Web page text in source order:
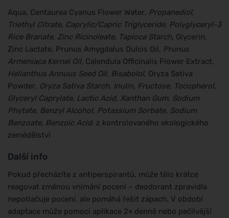
Aqua, Centaurea Cyanus Flower Water, Propanediol,
Triethyl Citrate, Caprylic/Capric Triglyceride, Polyglyceryl-3
Rice Branate, Zinc Ricinoleate, Tapioca Starch, Glycerin,
Zinc Lactate, Prunus Amygdalus Dulcis Oil , Prunus
Armeniaca Kernel Oil, Calendula Officinalis Flower Extract,
Helianthus Annuus Seed Oil, Bisabolol, Oryza Sativa
Powder, Oryza Sativa Starch, Inulin, Fructose, Tocopherol,
Glyceryl Caprylate, Lactic Acid, Xanthan Gum, Sodium
Phytate, Benzyl Alcohol, Potassium Sorbate, Sodium
Benzoate, Benzoic Acid. z kontrolovaného ekologického
zemědělství
Další info
Pokud přecházíte z antiperspirantů, může tělo krátce
reagovat změnou vnímání pocení – deodorant zpravidla
nepotlačuje pocení, ale pomáhá řešit zápach. V období
adaptace může pomoci aplikace 2× denně nebo pečlivější